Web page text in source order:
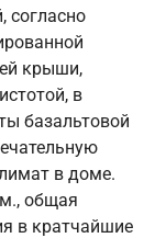
согласно
крыши,
в
базальтовой
в доме.
общая
в кратчайшие